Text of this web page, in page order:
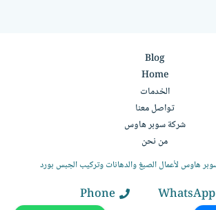
Blog
Home
الخدمات
تواصل معنا
شركة سوبر هاوس
من نحن
WhatsApp
Phone